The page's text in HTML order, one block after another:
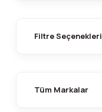
Filtre Seçenekleri
Tüm Markalar